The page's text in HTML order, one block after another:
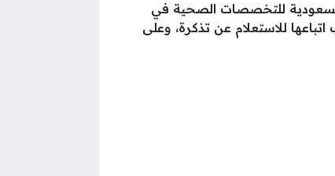
للتخصصات الصحية في
للاستعلام عن تذكرة، وعلى